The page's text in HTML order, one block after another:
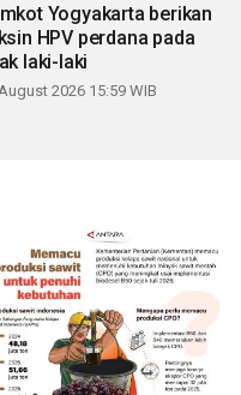
Yogyakarta berikan
HPV perdana pada
laki-laki
2026 15:59 WIB